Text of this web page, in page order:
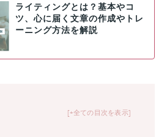
ライティングとは？基本やコ
ツ、心に届く文章の作成やトレ
ーニング方法を解説
+全ての目次を表示